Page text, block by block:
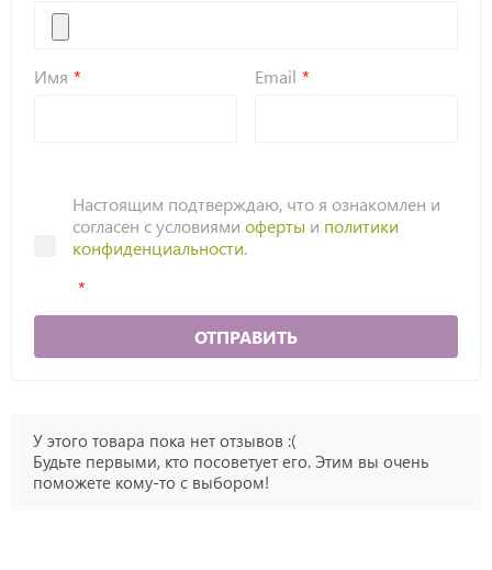
Имя Email
Настоящим подтверждаю, что я ознакомлен и
согласен с условиями оферты и политики
конфиденциальности.
ОТПРАВИТЬ
У этого товара пока нет отзывов :(
Будьте первыми, кто посоветует его. Этим вы очень
поможете кому-то с выбором!